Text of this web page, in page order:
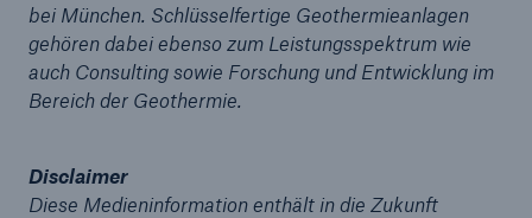
bei München. Schlüsselfertige Geothermieanlagen
gehören dabei ebenso zum Leistungsspektrum wie
auch Consulting sowie Forschung und Entwicklung im
Bereich der Geothermie.
Disclaimer
Diese Medieninformation enthält in die Zukunft
Exorka, Marsh und Munich Re kooperieren bei
neuem Geothermie-Projekt
Häufung schwerster Naturkatastrophen macht
Munich Re deckt Performance-Garantie von Solar
Frontier – erste Deckung dieser Art in Japan